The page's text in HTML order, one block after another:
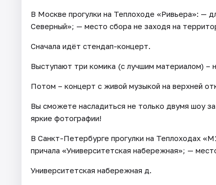
В Москве прогулки на Теплоходе «Ривьера»: —
Северный»; — место сбора не заходя на
Сначала идёт стендап-концерт.
Выступают три комика (с лучшим материалом) –
Потом – концерт с живой музыкой на верхней
Вы сможете насладиться не только двумя шоу
яркие фотографии!
В Санкт-Петербурге прогулки на Теплоходах
причала «Университетская набережная»; —
Университетская набережная д.